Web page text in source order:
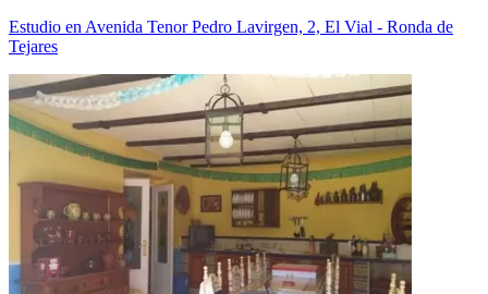
Estudio en Avenida Tenor Pedro Lavirgen, 2, El Vial - Ronda de
Tejares